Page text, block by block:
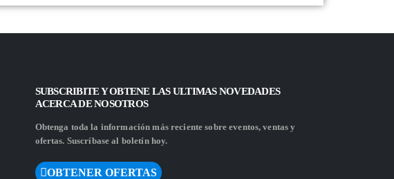
SUBSCRIBITE Y OBTENE LAS ULTIMAS NOVEDADES
ACERCA DE NOSOTROS
Obtenga toda la información más reciente sobre eventos, ventas y
ofertas. Suscríbase al boletín hoy.
OBTENER OFERTAS